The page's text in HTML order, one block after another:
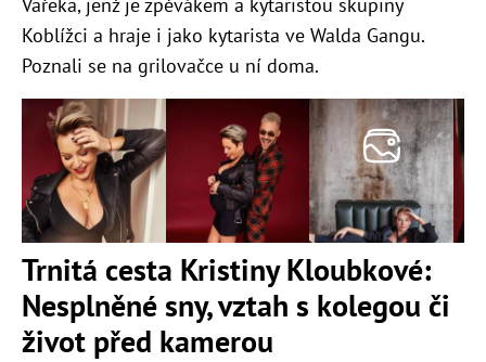
Koblížci a hraje i jako kytarista ve Walda Gangu.
Poznali se na grilovačce u ní doma.
Trnitá cesta Kristiny Kloubkové:
Nesplněné sny, vztah s kolegou či
život před kamerou